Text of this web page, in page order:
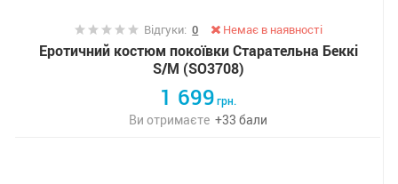
Відгуки:0 Немає в наявності
Еротичний костюм покоївки Старательна Беккі
S/M (SO3708)
1 699грн.
Ви отримаєте +33 бали